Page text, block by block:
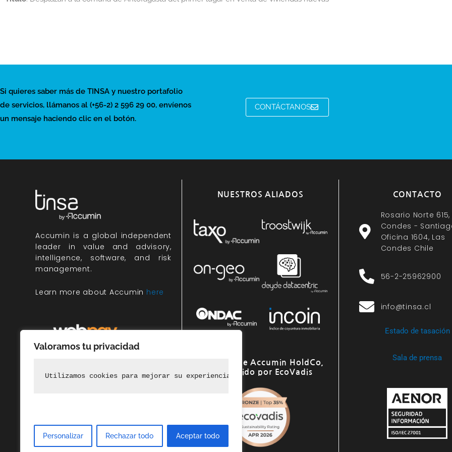
Valoramos tu privacidad
Utilizamos cookies para mejorar su experiencia de navegación, ofrecer anuncios o contenido
Personalizar Rechazar todo Aceptar todo
Si quieres saber más de TINSA y nuestro portafolio
de servicios, llámanos al (+56-2) 2 596 29 00, envíenos
un mensaje haciendo clic en el botón.
CONTÁCTANOS
Accumin is a global independent
leader in value and advisory,
intelligence, software, and risk
management.
Learn more about Accumin here
NUESTROS ALIADOS
Miembro de Accumin HoldCo,
reconocido por EcoVadis
CONTACTO
Rosario Norte 615,
Condes -
Oficina 1604, Las
Condes Chile
56-2-25962900
info@tinsa.cl
Estado de tasación
Sala de prensa